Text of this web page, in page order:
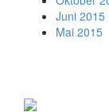
Juni 2015
Mai 2015